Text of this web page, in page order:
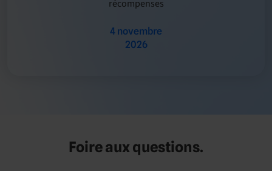
récompenses
4 novembre
2026
Foire aux questions.